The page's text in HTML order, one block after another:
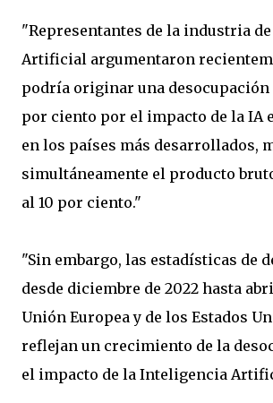
"Representantes de la industria
Artificial argumentaron
podría originar una desocupación
por ciento por el impacto de la IA
en los países más desarrollados,
simultáneamente el producto
al 10 por ciento."
"Sin embargo, las estadísticas de
desde diciembre de 2022 hasta
Unión Europea y de los Estados
reflejan un crecimiento de la
el impacto de la Inteligencia